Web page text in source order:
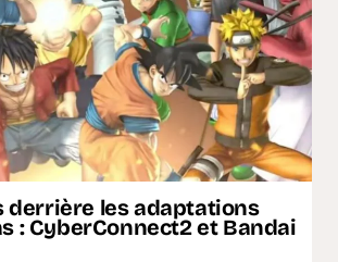
derrière les adaptations
: CyberConnect2 et Bandai